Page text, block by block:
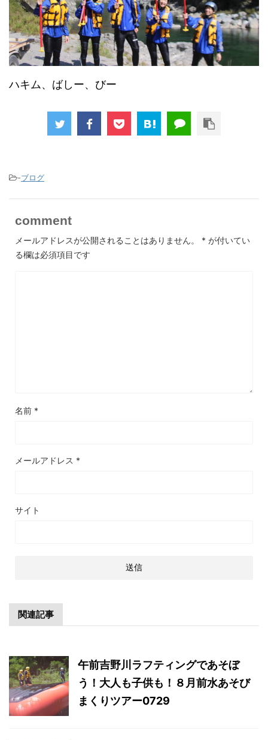
ハキム、ばしー、びー
-ブログ
comment
メールアドレスが公開されることはありません。 * が付いてい
る欄は必須項目です
名前 *
メールアドレス *
サイト
関連記事
午前吉野川ラフティングであそぼ
う！大人も子供も！８月前水あそび
まくりツアー0729